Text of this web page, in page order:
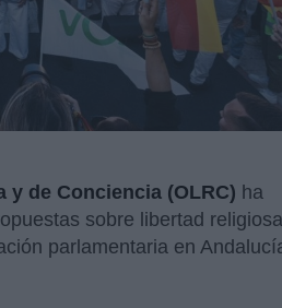
de Conciencia (OLRC) ha
sobre libertad
parlamentaria en